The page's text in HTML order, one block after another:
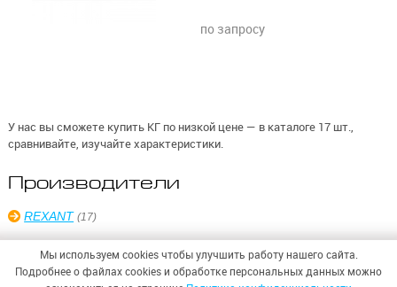
по запросу
У нас вы сможете купить КГ по низкой цене — в каталоге 17 шт.,
сравнивайте, изучайте характеристики.
Производители
REXANT (17)
Мы используем cookies чтобы улучшить работу нашего сайта.
Подробнее о файлах cookies и обработке персональных данных можно